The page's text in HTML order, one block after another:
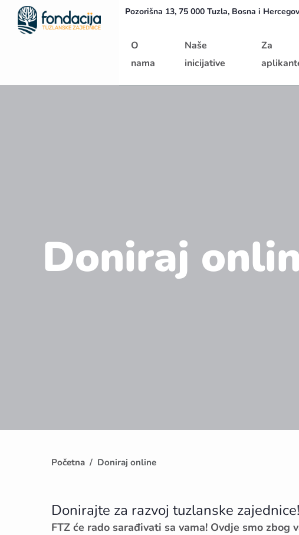
Početna Pozorišna 13, 75 000 Tuzla, Bosna i
O
nama
Naše
inicijative
Za
Doniraj
Početna Doniraj online
Donirajte za razvoj tuzlanske zajednice!
FTZ će rado sarađivati sa vama! Ovdje smo